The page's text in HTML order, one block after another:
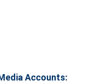
Accounts: